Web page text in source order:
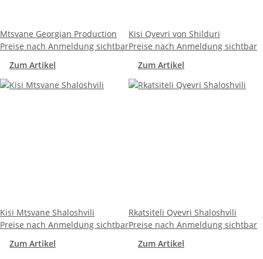
Mtsvane Georgian Production
Preise nach Anmeldung sichtbar
Zum Artikel
Kisi Qvevri von Shilduri
Preise nach Anmeldung sichtbar
Zum Artikel
Kisi Mtsvane Shaloshvili
Preise nach Anmeldung sichtbar
Zum Artikel
Rkatsiteli Qvevri Shaloshvili
Preise nach Anmeldung sichtbar
Zum Artikel